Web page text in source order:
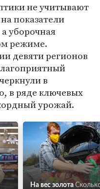
не учитывают
показатели
уборочная
режиме.
девяти регионов
в
в ряде ключевых
урожай.
На вес золота